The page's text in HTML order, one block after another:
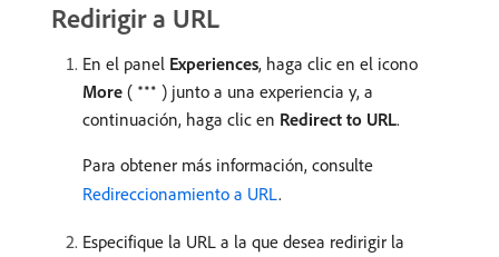
Redirigir a URL
En el panel Experiences, haga clic en el icono
More (
) junto a una experiencia y, a
continuación, haga clic en Redirect to URL.
Para obtener más información, consulte
Redireccionamiento a URL.
Especifique la URL a la que desea redirigir la